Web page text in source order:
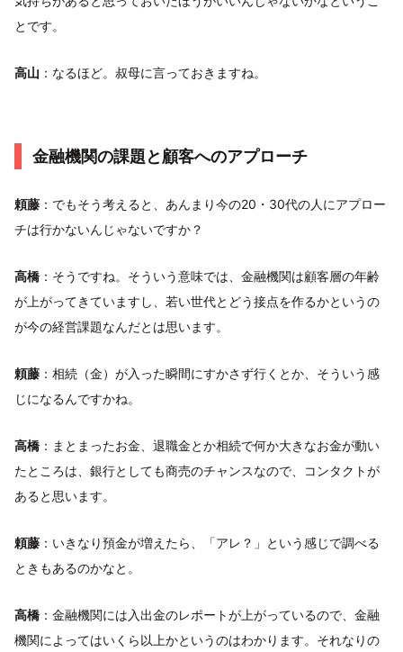
とです。
高山 ：なるほど。叔母に言っておきますね。
金融機関の課題と顧客へのアプローチ
頼藤 ：でもそう考えると、あんまり今の20・30代の人にアプロー
チは行かないんじゃないですか？
高橋 ：そうですね。そういう意味では、金融機関は顧客層の年齢
が上がってきていますし、若い世代とどう接点を作るかというの
が今の経営課題なんだとは思います。
頼藤 ：相続（金）が入った瞬間にすかさず行くとか、そういう感
じになるんですかね。
高橋 ：まとまったお金、退職金とか相続で何か大きなお金が動い
たところは、銀行としても商売のチャンスなので、コンタクトが
あると思います。
頼藤 ：いきなり預金が増えたら、「アレ？」という感じで調べる
ときもあるのかなと。
高橋 ：金融機関には入出金のレポートが上がっているので、金融
機関によってはいくら以上かというのはわかります。それなりの